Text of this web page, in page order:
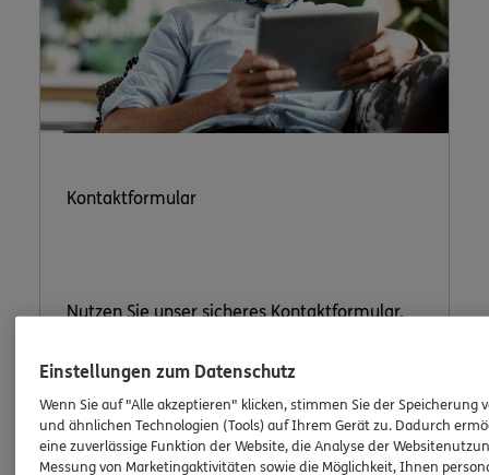
Kontaktformular
Nutzen Sie unser sicheres Kontaktformular.
ERGO Berater kontaktieren
Einstellungen zum Datenschutz
Wenn Sie auf "Alle akzeptieren" klicken, stimmen Sie der Speicherung
und ähnlichen Technologien (Tools) auf Ihrem Gerät zu. Dadurch
eine zuverlässige Funktion der Website, die Analyse der
Messung von Marketingaktivitäten sowie die Möglichkeit, Ihnen